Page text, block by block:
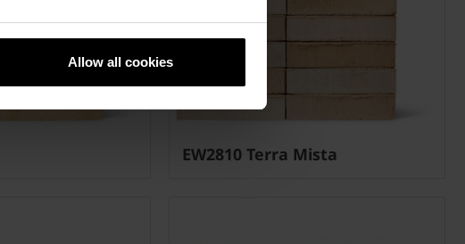
Allow all cookies
EW2810 Terra Mista